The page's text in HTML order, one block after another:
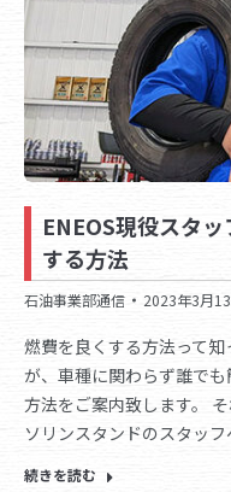
ENEOS現役スタ
する方法
石油事業部通信 2023年3月
燃費を良くする方法って
が、車種に関わらず誰でも
方法をご案内致します。
ソリンスタンドのスタッ
続きを読む